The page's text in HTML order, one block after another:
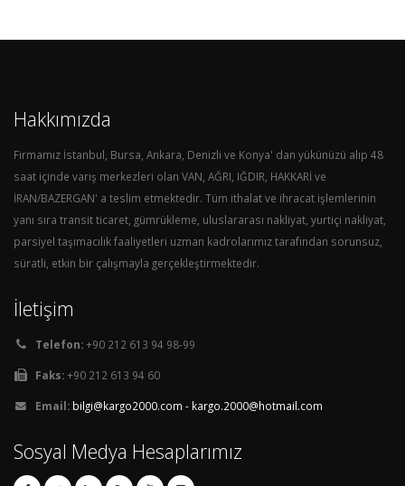
Hakkımızda
Firmamız İstanbul, Bursa, Ankara, Denizli ve Konya' dan yükünüzü alıp 48
saat içinde varış merkezleri olan VAN, AĞRI, IĞDIR, HAKKARİ ve
İRAN/BAZERGAN' a teslim etmektedir. Tüm ithalat ve ihracat işlemlerinin
yanı sıra transit ticaret, gümrükleme, uluslararası nakliyat, yurtiçi nakliyat,
parsiyel taşımacılık faaliyetleri uzman kadrolarımız tarafından sorunsuz,
süratli, etkin bir çalışmayla gerçekleştirmektedir.
İletişim
Telefon:+90 212 613 94 98-99
Faks:+90 212 613 94 60
Email: bilgi@kargo2000.com - kargo.2000@hotmail.com
Sosyal Medya Hesaplarımız